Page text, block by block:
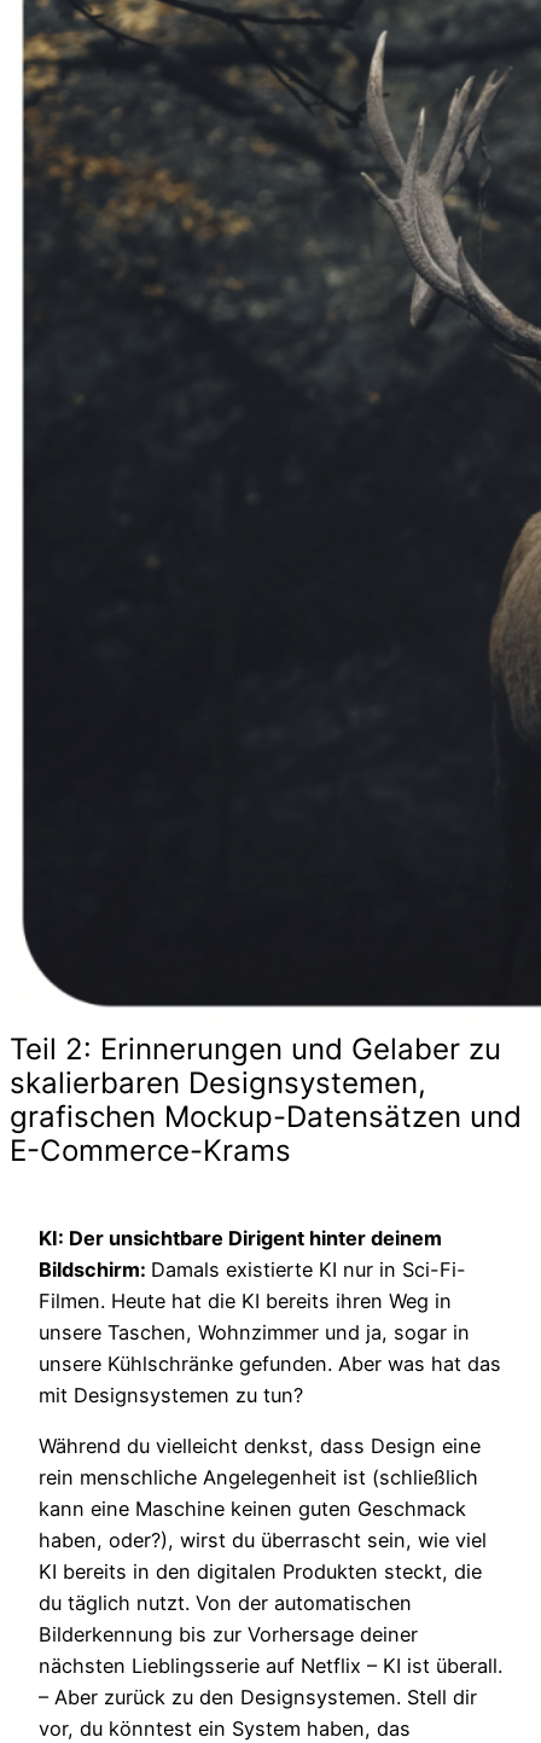
Teil 2: Erinnerungen und Gelaber zu
skalierbaren Designsystemen,
grafischen Mockup-Datensätzen und
E-Commerce-Krams
KI: Der unsichtbare Dirigent hinter deinem
Bildschirm: Damals existierte KI nur in Sci-Fi-
Filmen. Heute hat die KI bereits ihren Weg in
unsere Taschen, Wohnzimmer und ja, sogar in
unsere Kühlschränke gefunden. Aber was hat das
mit Designsystemen zu tun?
Während du vielleicht denkst, dass Design eine
rein menschliche Angelegenheit ist (schließlich
kann eine Maschine keinen guten Geschmack
haben, oder?), wirst du überrascht sein, wie viel
KI bereits in den digitalen Produkten steckt, die
du täglich nutzt. Von der automatischen
Bilderkennung bis zur Vorhersage deiner
nächsten Lieblingsserie auf Netflix – KI ist überall.
– Aber zurück zu den Designsystemen. Stell dir
vor, du könntest ein System haben, das